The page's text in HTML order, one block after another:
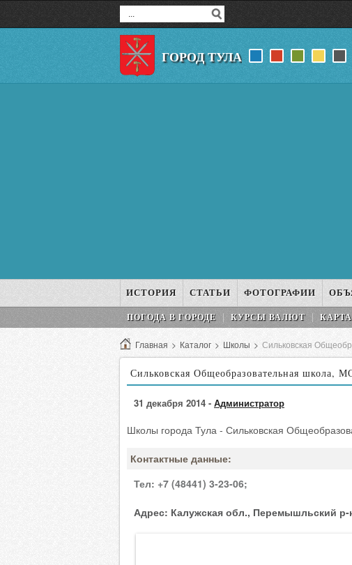
ГОРОД ТУЛА
ИСТОРИЯ СТАТЬИ ФОТОГРАФИИ
ПОГОДА В ГОРОДЕ КУРСЫ ВАЛЮТ
Главная > Каталог > Школы > Сильковская
Сильковская Общеобразовательная школа,
31 декабря 2014 - Администратор
Школы города Тула - Сильковская
Контактные данные:
Тел: +7 (48441) 3-23-06;
Адрес: Калужская обл., Перемышльский